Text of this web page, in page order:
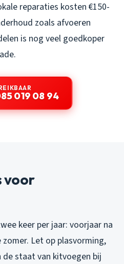
reparaties kosten €150-
zoals afvoeren
is nog veel goedkoper
019 08 94
voor
keer per jaar: voorjaar na
Let op plasvorming,
staat van kitvoegen bij